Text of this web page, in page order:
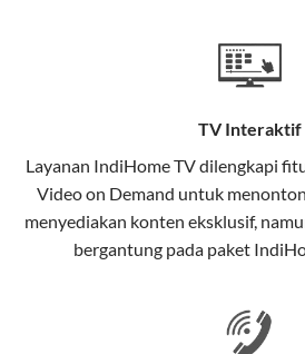
Teknologi di Balik WiFi
Wifi IndiHome menggunakan
menggunakan kabel serat optik
pelanggan. Teknologi ini
keunggulan:
Kecepatan Tinggi
dibandingkan kabel tembaga
TV Interaktif
Layanan IndiHome TVdilengkapi
Video on Demand untuk
menyediakan konten eksklusif,
bergantung pada paket